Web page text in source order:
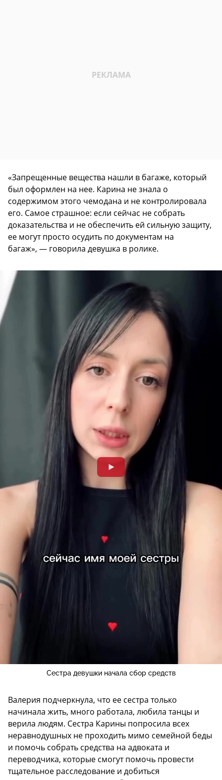
«Запрещенные вещества нашли в багаже, который
был оформлен на нее. Карина не знала о
содержимом этого чемодана и не контролировала
его. Самое страшное: если сейчас не собрать
доказательства и не обеспечить ей сильную защиту,
ее могут просто осудить по документам на
багаж», — говорила девушка в ролике.
Сестра девушки начала сбор средств
Валерия подчеркнула, что ее сестра только
начинала жить, много работала, любила танцы и
верила людям. Сестра Карины попросила всех
неравнодушных не проходить мимо семейной беды
и помочь собрать средства на адвоката и
переводчика, которые смогут помочь провести
тщательное расследование и добиться